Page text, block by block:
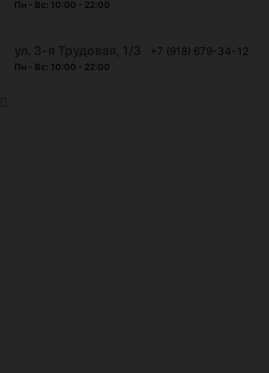
Пн - Вс: 10:00 - 22:00
+7 (918) 679-34-12
Пн - Вс: 10:00 - 22:00